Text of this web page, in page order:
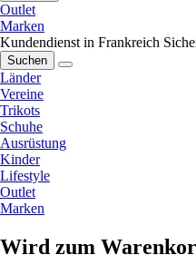
Outlet
Marken
Kundendienst in Frankreich
Suchen
Länder
Vereine
Trikots
Schuhe
Ausrüstung
Kinder
Lifestyle
Outlet
Marken
Wird zum